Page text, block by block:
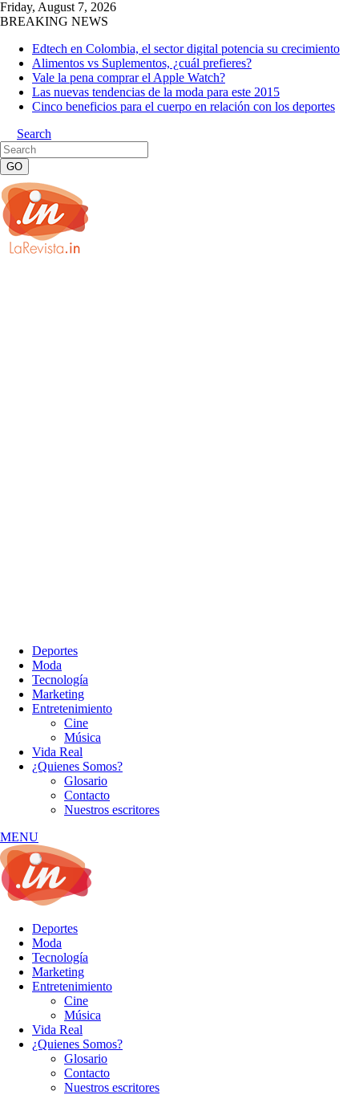
Friday, August 7, 2026
BREAKING NEWS
Edtech en Colombia, el sector digital potencia su crecimiento
Alimentos vs Suplementos, ¿cuál prefieres?
Vale la pena comprar el Apple Watch?
Las nuevas tendencias de la moda para este 2015
Cinco beneficios para el cuerpo en relación con los deportes
Search
Deportes
Moda
Tecnología
Marketing
Entretenimiento
Cine
Música
Vida Real
¿Quienes Somos?
Glosario
Contacto
Nuestros escritores
MENU
Deportes
Moda
Tecnología
Marketing
Entretenimiento
Cine
Música
Vida Real
¿Quienes Somos?
Glosario
Contacto
Nuestros escritores